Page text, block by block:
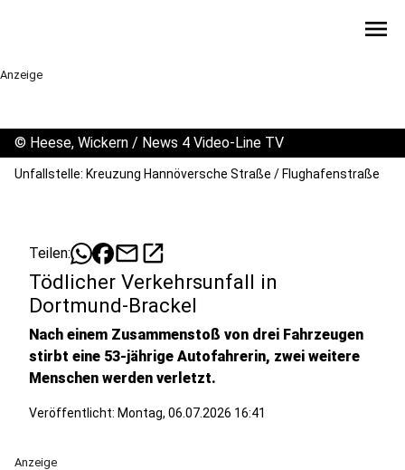
menu
Anzeige
© Heese, Wickern / News 4 Video-Line TV
Unfallstelle: Kreuzung Hannöversche Straße / Flughafenstraße
Teilen: mailopen_in_new
Tödlicher Verkehrsunfall in
Dortmund-Brackel
Nach einem Zusammenstoß von drei Fahrzeugen
stirbt eine 53-jährige Autofahrerin, zwei weitere
Menschen werden verletzt.
Veröffentlicht: Montag, 06.07.2026 16:41
Anzeige